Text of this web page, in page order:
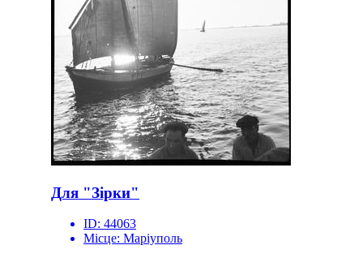
Для "Зірки"
ID: 44063
Місце: Маріуполь